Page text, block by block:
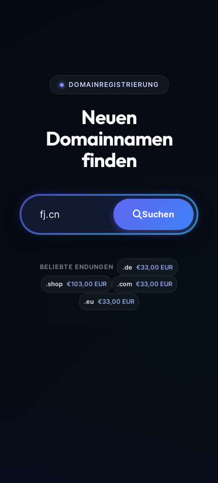
DOMAINREGISTRIERUNG
Neuen
Domainnamen
finden
Suchen
BELIEBTE ENDUNGEN .de €33,00 EUR
.shop €103,00 EUR .com €33,00 EUR
.eu €33,00 EUR